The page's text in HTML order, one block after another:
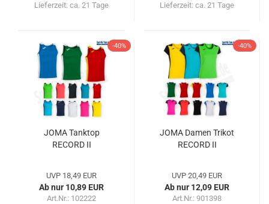
Lieferzeit: ca. 21 Tage
Lieferzeit: ca. 21 Tage
-40%
JOMA Tanktop
RECORD II
UVP 18,49 EUR
Ab nur 10,89 EUR
Art.Nr.: 102222
-40%
JOMA Damen Trikot
RECORD II
UVP 20,49 EUR
Ab nur 12,09 EUR
Art.Nr.: 901398